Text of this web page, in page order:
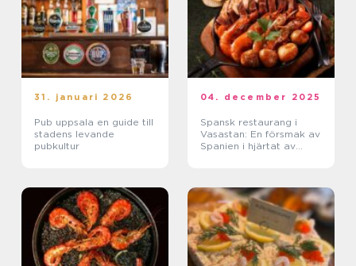
31. januari 2026
Pub uppsala en guide till
stadens levande
pubkultur
04. december 2025
Spansk restaurang i
Vasastan: En försmak av
Spanien i hjärtat av